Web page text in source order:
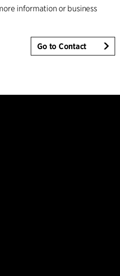
information or business
Go to Contact